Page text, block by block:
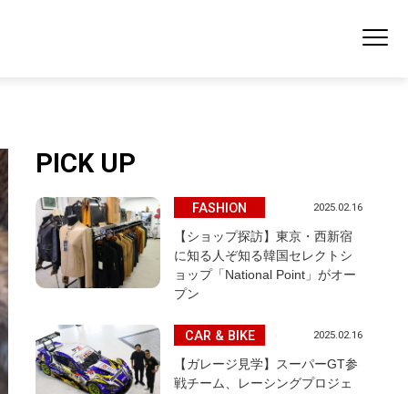
PICK UP
FASHION 2025.02.16
【ショップ探訪】東京・西新宿
に知る人ぞ知る韓国セレクトシ
ョップ「National Point」がオー
プン
CAR & BIKE 2025.02.16
【ガレージ見学】スーパーGT参
戦チーム、レーシングプロジェ